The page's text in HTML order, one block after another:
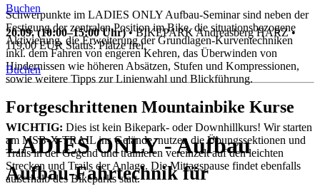
Schwerpunkte im LADIES ONLY Aufbau-Seminar sind neben der
Festigung der zentralen Position im Bike, die situationsbezogene
Aktivierung, die Erweiterung der Grundlagen-Kurventechniken
inkl. dem Fahren von engeren Kehren, das Überwinden von
Hindernissen wie höheren Absätzen, Stufen und Kompressionen,
sowie weitere Tipps zur Linienwahl und Blickführung.
WICHTIG: Dies ist kein Bikepark- oder Downhillkurs! Wir starten
am MSB-X-TRAIL ins Gelände, nutzen die Übungssektionen und
Trails in der Gegend und trainieren vereinzelt auf den leichten
Strecken und Trails der Anlage. Die Mittagspause findet ebenfalls
außerhalb des Bikeparks statt.
Buchen
20.09. (10:00–15:00 Uhr)• BIKEPARK Andreasberg HARZ•
119,00 EUR Status: Plätze frei.
Buchen
Fortgeschrittenen Mountainbike Kurse
LADIES ONLY - Aufbau
Aufbau-Fahrtechnik für